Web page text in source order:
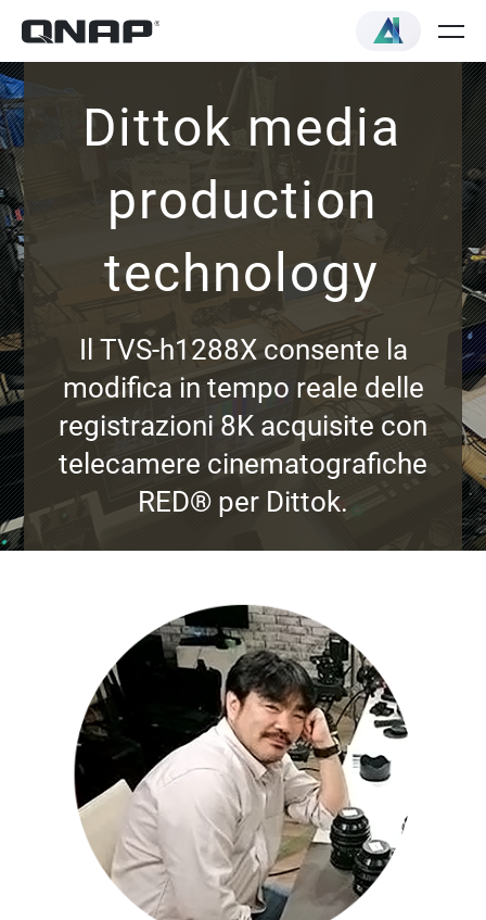
Dittok media
production
technology
Il TVS-h1288X consente la
modifica in tempo reale delle
registrazioni 8K acquisite con
telecamere cinematografiche
RED® per Dittok.